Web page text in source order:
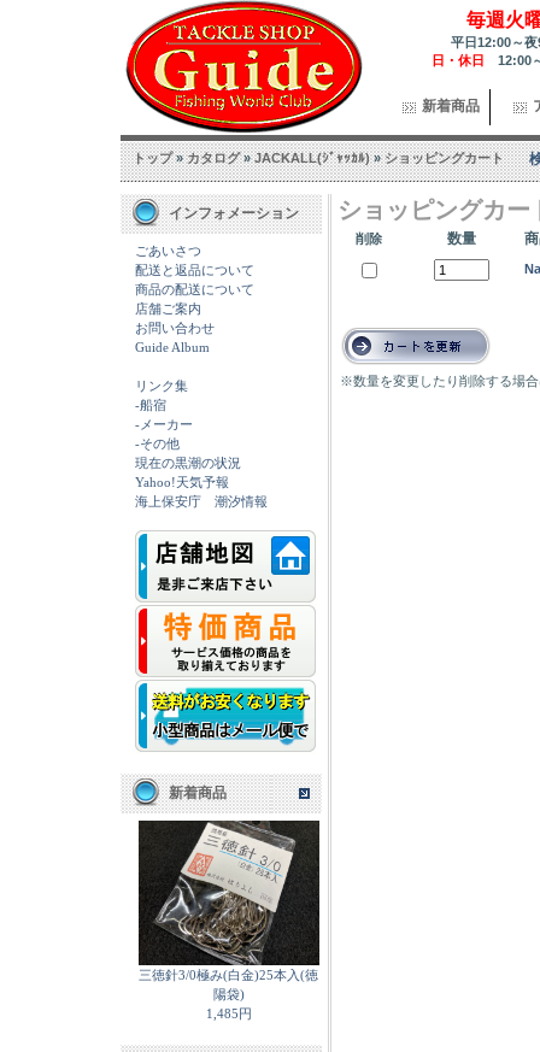
毎週火
平日12:00～
日・休日 12:00
新着商品
トップ»カタログ»JACKALL(ｼﾞｬｯｶﾙ)»ショッピングカート
インフォメーション
ごあいさつ
配送と返品について
商品の配送について
店舗ご案内
お問い合わせ
Guide Album
リンク集
-船宿
-メーカー
-その他
現在の黒潮の状況
Yahoo!天気予報
海上保安庁 潮汐情報
新着商品
三徳針3/0極み(白金)25本入(徳
陽袋)
1,485円
ショッピングカー
削除 数量
※数量を変更したり削除する場